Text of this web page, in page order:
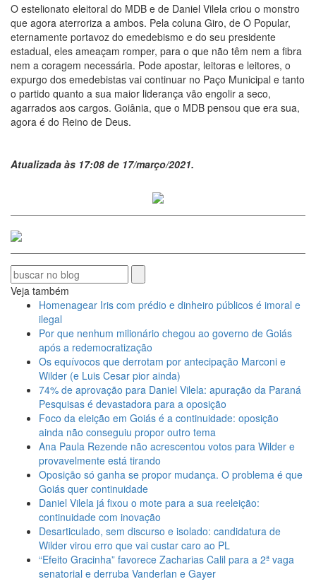
O estelionato eleitoral do MDB e de Daniel Vilela criou o monstro
que agora aterroriza a ambos. Pela coluna Giro, de O Popular,
eternamente portavoz do emedebismo e do seu presidente
estadual, eles ameaçam romper, para o que não têm nem a fibra
nem a coragem necessária. Pode apostar, leitoras e leitores, o
expurgo dos emedebistas vai continuar no Paço Municipal e tanto
o partido quanto a sua maior liderança vão engolir a seco,
agarrados aos cargos. Goiânia, que o MDB pensou que era sua,
agora é do Reino de Deus.
Atualizada às 17:08 de 17/março/2021.
Veja também
Homenagear Iris com prédio e dinheiro públicos é imoral e
ilegal
Por que nenhum milionário chegou ao governo de Goiás
após a redemocratização
Os equívocos que derrotam por antecipação Marconi e
Wilder (e Luis Cesar pior ainda)
74% de aprovação para Daniel Vilela: apuração da Paraná
Pesquisas é devastadora para a oposição
Foco da eleição em Goiás é a continuidade: oposição
ainda não conseguiu propor outro tema
Ana Paula Rezende não acrescentou votos para Wilder e
provavelmente está tirando
Oposição só ganha se propor mudança. O problema é que
Goiás quer continuidade
Daniel Vilela já fixou o mote para a sua reeleição:
continuidade com inovação
Desarticulado, sem discurso e isolado: candidatura de
Wilder virou erro que vai custar caro ao PL
“Efeito Gracinha” favorece Zacharias Calil para a 2ª vaga
senatorial e derruba Vanderlan e Gayer